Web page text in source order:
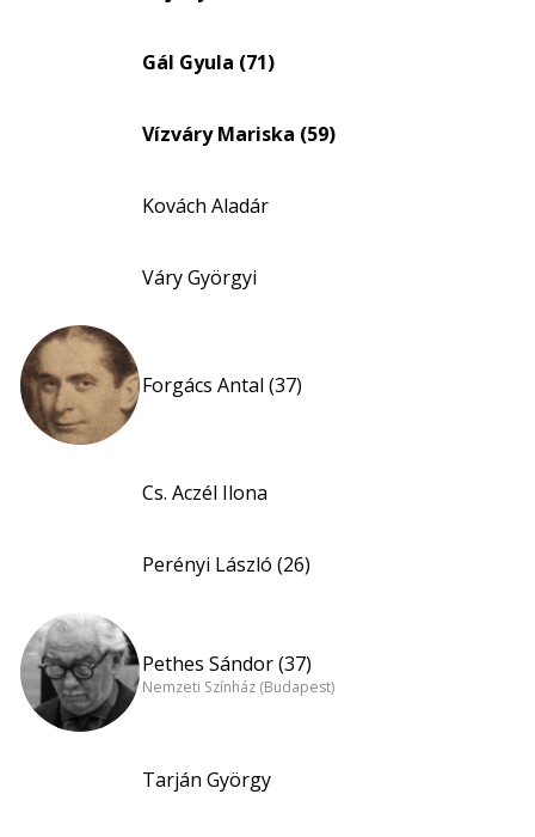
Gál Gyula (71)
Vízváry Mariska (59)
Kovách Aladár
Váry Györgyi
Forgács Antal (37)
Cs. Aczél Ilona
Perényi László (26)
Pethes Sándor (37)
Nemzeti Színház (Budapest)
Tarján György